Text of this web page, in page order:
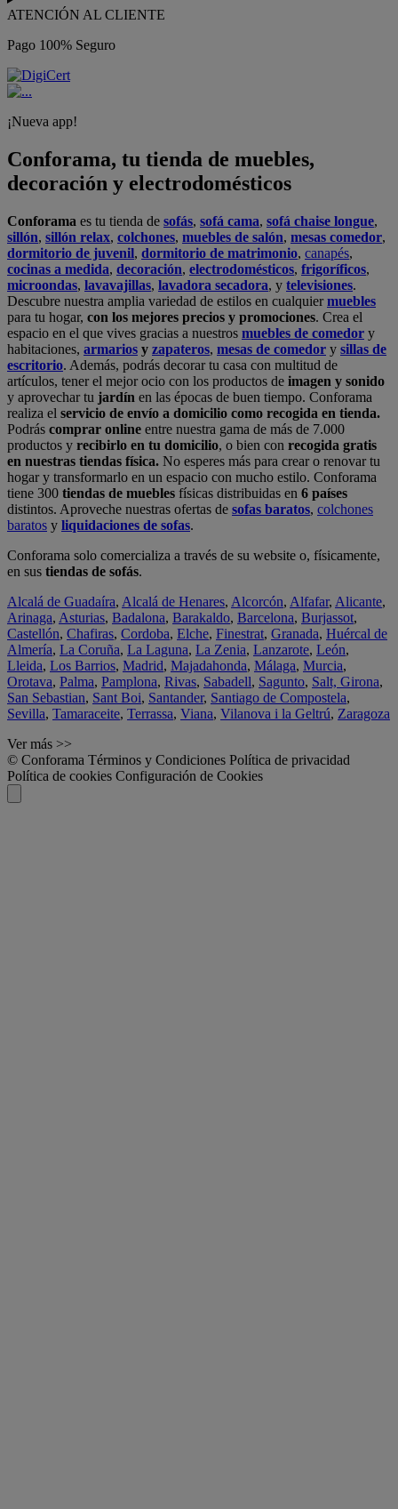
ATENCIÓN AL CLIENTE
Pago 100% Seguro
¡Nueva app!
Conforama, tu tienda de muebles,
decoración y electrodomésticos
Conforama es tu tienda de sofás, sofá cama, sofá chaise longue,
sillón, sillón relax, colchones, muebles de salón, mesas comedor,
dormitorio de juvenil, dormitorio de matrimonio, canapés,
cocinas a medida, decoración, electrodomésticos, frigoríficos,
microondas, lavavajillas, lavadora secadora, y televisiones.
Descubre nuestra amplia variedad de estilos en cualquiermuebles
para tu hogar, con los mejores precios y promociones. Crea el
espacio en el que vives gracias a nuestros muebles de comedor y
habitaciones, armarios y zapateros, mesas de comedor y sillas de
escritorio. Además, podrás decorar tu casa con multitud de
artículos, tener el mejor ocio con los productos de imagen y sonido
y aprovechar tu jardín en las épocas de buen tiempo. Conforama
realiza el servicio de envío a domicilio como recogida en tienda.
Podrás comprar online entre nuestra gama de más de 7.000
productos y recibirlo en tu domicilio, o bien con recogida gratis
en nuestras tiendas física. No esperes más para crear o renovar tu
hogar y transformarlo en un espacio con mucho estilo. Conforama
tiene 300 tiendas de muebles físicas distribuidas en 6 países
distintos. Aproveche nuestras ofertas de sofas baratos, colchones
baratos y liquidaciones de sofas.
Conforama solo comercializa a través de su website o, físicamente,
en sus tiendas de sofás.
Alcalá de Guadaíra, Alcalá de Henares, Alcorcón, Alfafar, Alicante,
Arinaga, Asturias, Badalona, Barakaldo, Barcelona, Burjassot,
Castellón, Chafiras, Cordoba, Elche, Finestrat, Granada, Huércal de
Almería, La Coruña, La Laguna, La Zenia, Lanzarote, León,
Lleida, Los Barrios, Madrid, Majadahonda, Málaga, Murcia,
Orotava, Palma, Pamplona, Rivas, Sabadell, Sagunto, Salt, Girona,
San Sebastian, Sant Boi, Santander, Santiago de Compostela,
Sevilla, Tamaraceite, Terrassa, Viana, Vilanova i la Geltrú, Zaragoza
Ver más >>
© Conforama Términos y Condiciones Política de privacidad
Política de cookies Configuración de Cookies